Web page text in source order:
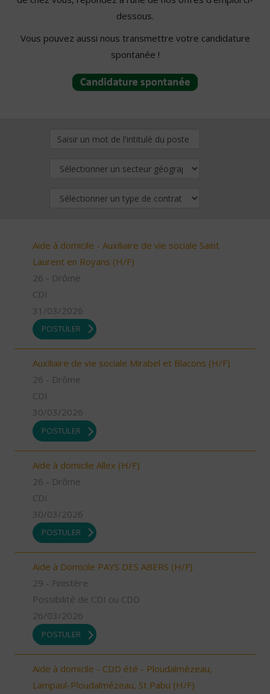
dessous.
Vous pouvez aussi nous transmettre votre candidature
spontanée !
Aide à domicile - Auxiliaire de vie sociale Saint
Laurent en Royans (H/F)
26 - Drôme
CDI
31/03/2026
POSTULER
Auxiliaire de vie sociale Mirabel et Blacons (H/F)
26 - Drôme
CDI
30/03/2026
POSTULER
Aide à domicile Allex (H/F)
26 - Drôme
CDI
30/03/2026
POSTULER
Aide à Domicile PAYS DES ABERS (H/F)
29 - Finistère
Possibilité de CDI ou CDD
26/03/2026
POSTULER
Aide à domicile - CDD été - Ploudalmézeau,
Lampaul-Ploudalmézeau, St Pabu (H/F)